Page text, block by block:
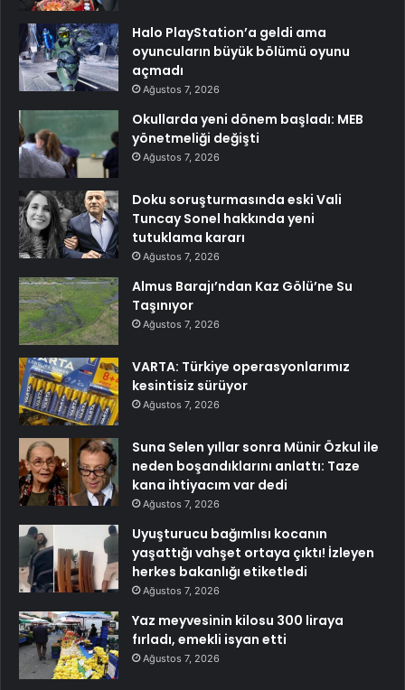
Halo PlayStation’a geldi ama
oyuncuların büyük bölümü oyunu
açmadı
Ağustos 7, 2026
Okullarda yeni dönem başladı: MEB
yönetmeliği değişti
Ağustos 7, 2026
Doku soruşturmasında eski Vali
Tuncay Sonel hakkında yeni
tutuklama kararı
Ağustos 7, 2026
Almus Barajı’ndan Kaz Gölü’ne Su
Taşınıyor
Ağustos 7, 2026
VARTA: Türkiye operasyonlarımız
kesintisiz sürüyor
Ağustos 7, 2026
Suna Selen yıllar sonra Münir Özkul ile
neden boşandıklarını anlattı: Taze
kana ihtiyacım var dedi
Ağustos 7, 2026
Uyuşturucu bağımlısı kocanın
yaşattığı vahşet ortaya çıktı! İzleyen
herkes bakanlığı etiketledi
Ağustos 7, 2026
Yaz meyvesinin kilosu 300 liraya
fırladı, emekli isyan etti
Ağustos 7, 2026